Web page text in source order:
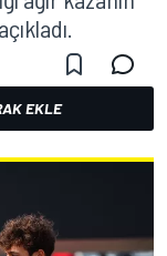
EKLE